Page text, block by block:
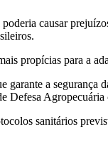
causar
propícias para a
a segurança
Defesa Agropecuária
sanitários